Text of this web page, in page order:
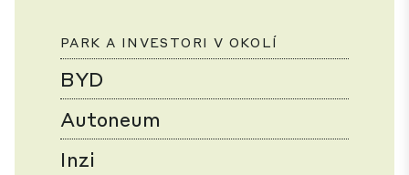
PARK A INVESTORI V OKOLÍ
BYD
Autoneum
Inzi